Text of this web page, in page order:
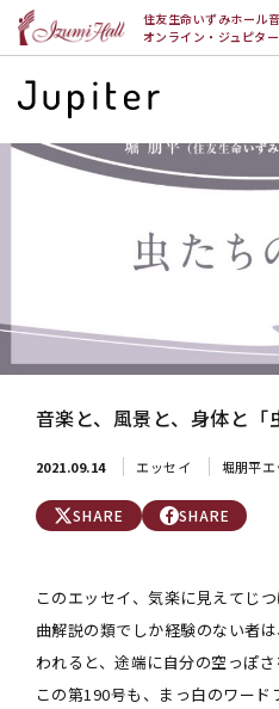
住友生命いずみホール
オンライン・ジュピター
エッセイ 堀朋平エッセイ
宴」
音楽と、風景と、身体と「
2021.09.14 エッセイ 堀朋平エ
SHARE SHARE
このエッセイ、気楽に見えてじ
曲解説の類でしか経験のない者
われると、途端に自分の空っぽさ
この第190号も、まっ白のワー